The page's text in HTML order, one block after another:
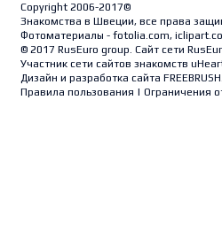
Copyright 2006-2017©
Знакомства в Швеции, все права
Фотоматериалы - fotolia.com,
© 2017 RusEuro group. Сайт сети
Участник сети сайтов знакомств
Дизайн и разработка сайта
Правила пользования | Ограничения